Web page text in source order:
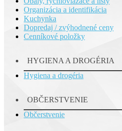
Organizácia a identifikácia
Kuchynka
Dopredaj / zvýhodnené ceny
Cenníkové položky
HYGIENA A DROGÉRIA
Hygiena a drogéria
OBČERSTVENIE
Občerstvenie